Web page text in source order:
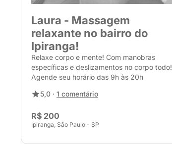
Laura - Massagem
relaxante no bairro do
Ipiranga!
Relaxe corpo e mente! Com manobras
específicas e deslizamentos no corpo todo!
Agende seu horário das 9h às 20h
5,0 · 1 comentário
R$ 200
Ipiranga, São Paulo - SP